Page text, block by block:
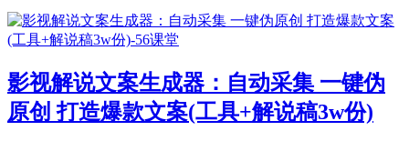
影视解说文案生成器：自动采集 一键伪
原创 打造爆款文案(工具+解说稿3w份)